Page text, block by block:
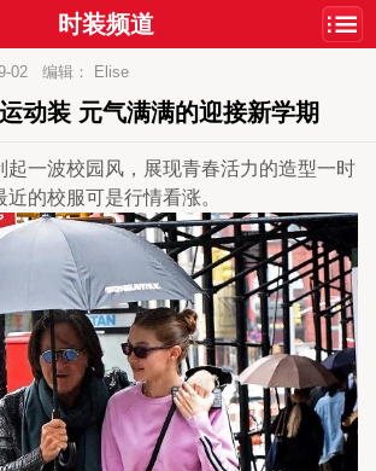
时装频道
02 编辑： Elise
动装 元气满满的迎接新学期
起一波校园风，展现青春活力的造型一时
的校服可是行情看涨。